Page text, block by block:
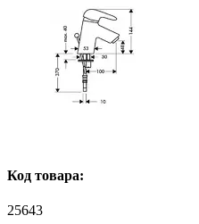
Код товара:
25643